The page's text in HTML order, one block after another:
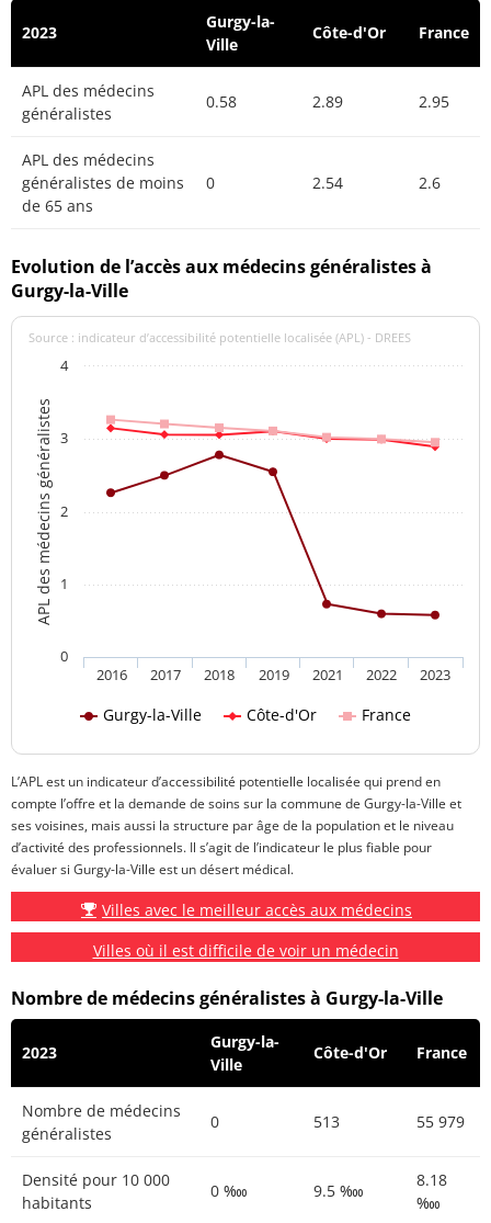
2023
Gurgy-la-
Ville
Côte-d'Or France
APL des médecins
généralistes
0.58 2.89 2.95
APL des médecins
généralistes de moins
de 65 ans
0 2.54 2.6
Evolution de l’accès aux médecins généralistes à
Gurgy-la-Ville
APL des médecins généralistes
Source : indicateur d’accessibilité potentielle localisée (APL) - DREES
Gurgy-la-Ville Côte-d'Or France
2016 2017 2018 2019 2021 2022 2023
0
1
2
3
4
L’APL est un indicateur d’accessibilité potentielle localisée qui prend en
compte l’offre et la demande de soins sur la commune de Gurgy-la-Ville et
ses voisines, mais aussi la structure par âge de la population et le niveau
d’activité des professionnels. Il s’agit de l’indicateur le plus fiable pour
évaluer si Gurgy-la-Ville est un désert médical.
Villes avec le meilleur accès aux médecins
Villes où il est difficile de voir un médecin
Nombre de médecins généralistes à Gurgy-la-Ville
2023
Gurgy-la-
Ville
Côte-d'Or France
Nombre de médecins
généralistes
0 513 55 979
Densité pour 10 000
habitants
0 ‱ 9.5 ‱
8.18
‱